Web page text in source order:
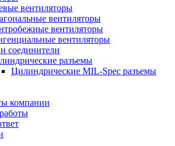
вентиляторы
вентиляторы
вентиляторы
вентиляторы
соединители
разъемы
Цилиндрические MIL-Spec разъемы
компании